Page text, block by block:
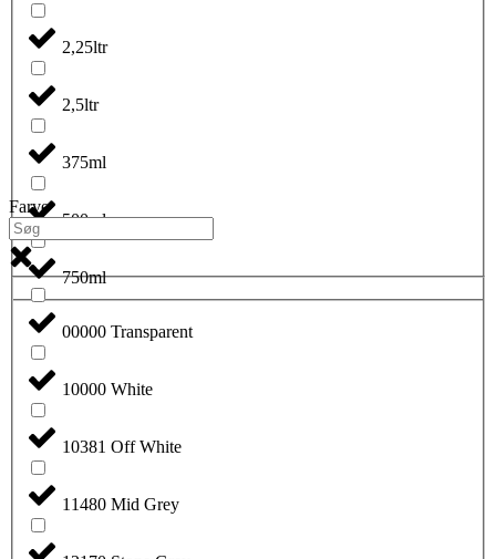
2,25ltr
2,5ltr
375ml
500ml
750ml
Farve
00000 Transparent
10000 White
10381 Off White
11480 Mid Grey